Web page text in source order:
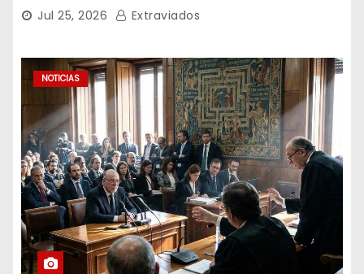
Jul 25, 2026 Extraviados
NOTICIAS